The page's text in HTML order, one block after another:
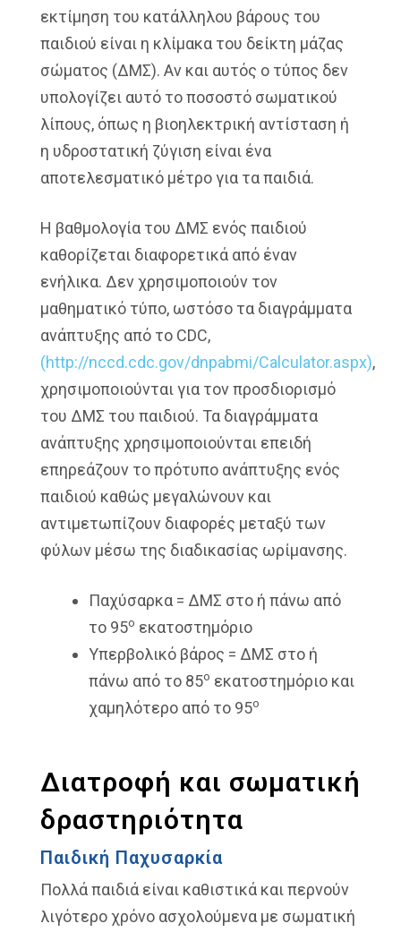
εκτίμηση του κατάλληλου βάρους του
παιδιού είναι η κλίμακα του δείκτη μάζας
σώματος (ΔΜΣ). Αν και αυτός ο τύπος δεν
υπολογίζει αυτό το ποσοστό σωματικού
λίπους, όπως η βιοηλεκτρική αντίσταση ή
η υδροστατική ζύγιση είναι ένα
αποτελεσματικό μέτρο για τα παιδιά.
Η βαθμολογία του ΔΜΣ ενός παιδιού
καθορίζεται διαφορετικά από έναν
ενήλικα. Δεν χρησιμοποιούν τον
μαθηματικό τύπο, ωστόσο τα διαγράμματα
ανάπτυξης από το CDC,
(http://nccd.cdc.gov/dnpabmi/Calculator.aspx),
χρησιμοποιούνται για τον προσδιορισμό
του ΔΜΣ του παιδιού. Τα διαγράμματα
ανάπτυξης χρησιμοποιούνται επειδή
επηρεάζουν το πρότυπο ανάπτυξης ενός
παιδιού καθώς μεγαλώνουν και
αντιμετωπίζουν διαφορές μεταξύ των
φύλων μέσω της διαδικασίας ωρίμανσης.
Παχύσαρκα = ΔΜΣ στο ή πάνω από
το 95ο εκατοστημόριο
Υπερβολικό βάρος = ΔΜΣ στο ή
πάνω από το 85ο εκατοστημόριο και
χαμηλότερο από το 95ο
Διατροφή και σωματική
δραστηριότητα
Παιδική Παχυσαρκία
Πολλά παιδιά είναι καθιστικά και περνούν
λιγότερο χρόνο ασχολούμενα με σωματική